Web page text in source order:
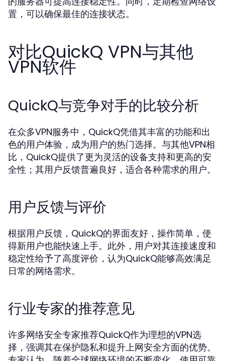
置，可以确保最佳的连接状态。
对比QuickQ VPN与其他
VPN软件
QuickQ与竞争对手的比较分析
在众多VPN服务中，QuickQ凭借其丰富的功能和出
色的用户体验，成为用户的热门选择。与其他VPN相
比，QuickQ提供了更为灵活的设备支持和更高的安
全性；其用户反馈普遍良好，适合各种需求的用户。
用户反馈与评价
根据用户反馈，QuickQ的界面友好，操作简单，使
得新用户也能快速上手。此外，用户对其连接速度和
稳定性给予了高度评价，认为QuickQ能够高效满足
日常的网络需求。
行业专家的推荐意见
许多网络安全专家推荐QuickQ作为理想的VPN选
择，强调其在保护隐私和提升上网安全方面的优势。